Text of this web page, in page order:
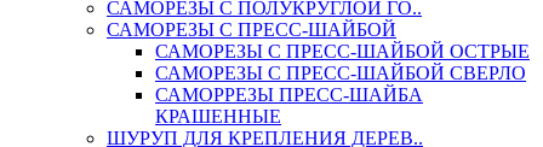
САМОРЕЗЫ С ПОЛУКРУГЛОЙ ГО..
САМОРЕЗЫ С ПРЕСС-ШАЙБОЙ
САМОРЕЗЫ С ПРЕСС-ШАЙБОЙ ОСТРЫЕ
САМОРЕЗЫ С ПРЕСС-ШАЙБОЙ СВЕРЛО
САМОРРЕЗЫ ПРЕСС-ШАЙБА
КРАШЕННЫЕ
ШУРУП ДЛЯ КРЕПЛЕНИЯ ДЕРЕВ..